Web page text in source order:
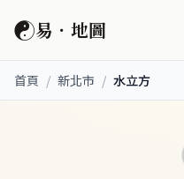
☯易．地圖
首頁 / 新北市 / 水立方